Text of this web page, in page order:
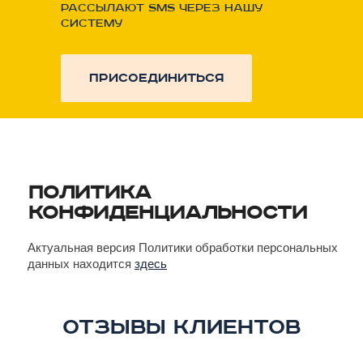
рассылают SMS через нашу
систему
присоединиться
ПОЛИТИКА
КОНФИДЕНЦИАЛЬНОСТИ
Актуальная версия Политики обработки персональных
данных находится здесь
Отзывы клиентов